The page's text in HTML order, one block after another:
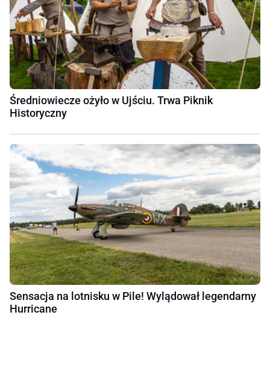
Średniowiecze ożyło w Ujściu. Trwa Piknik
Historyczny
Sensacja na lotnisku w Pile! Wylądował legendarny
Hurricane